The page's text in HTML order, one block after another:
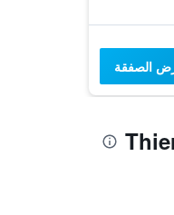
الصفقة